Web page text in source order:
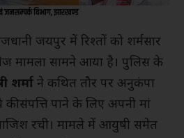
जयपुर में रिश्तों को शर्मसार
मामला सामने आया है। पुलिस के
शर्मा ने कथित तौर पर अनुकंपा
संपत्ति पाने के लिए अपनी मां
रची। मामले में आयुषी समेत